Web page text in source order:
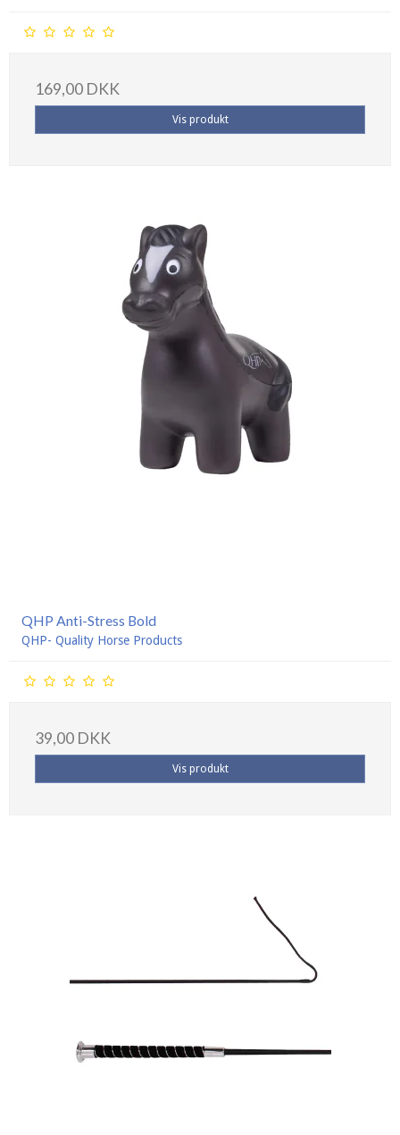
169,00 DKK
Vis produkt
QHP Anti-Stress Bold
QHP- Quality Horse Products
39,00 DKK
Vis produkt